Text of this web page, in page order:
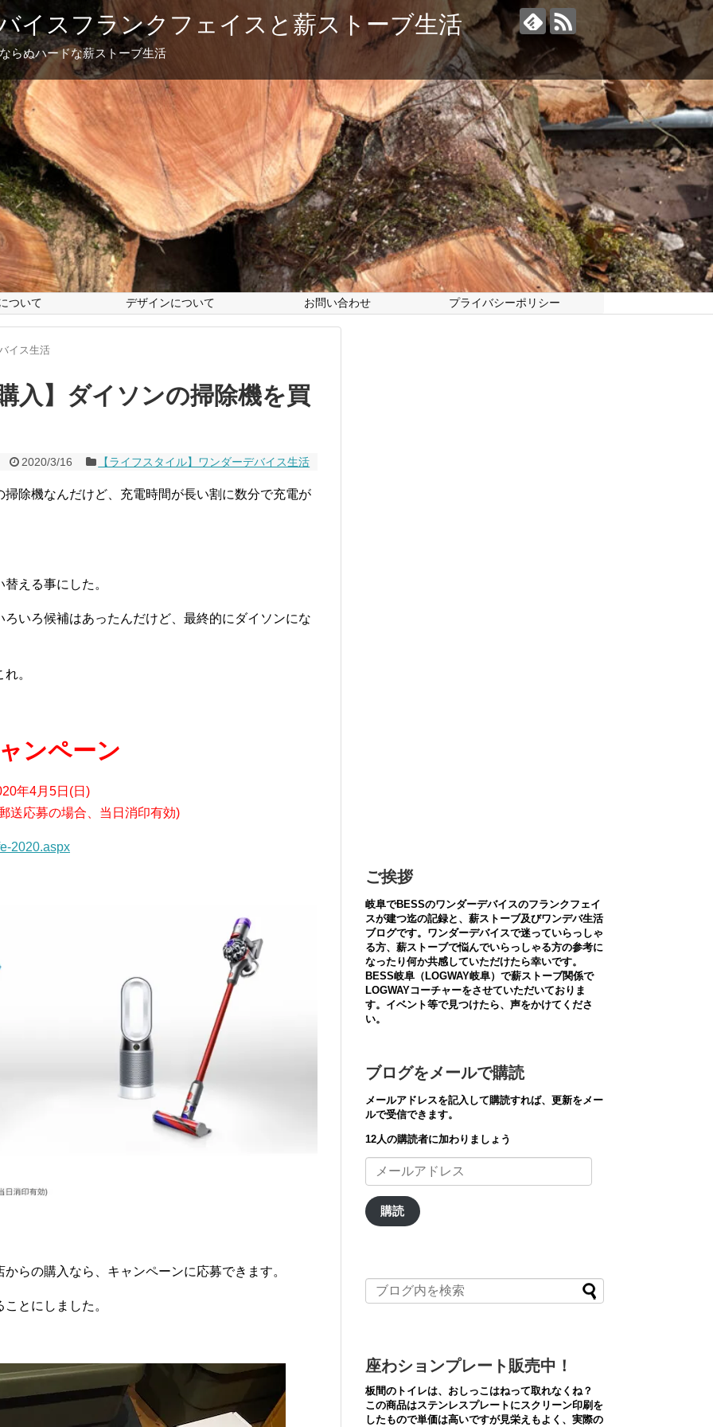
イスフランクフェイスと薪ストーブ生活
らぬハードな薪ストーブ生活
ついて デザインについて お問い合わせ プライバシーポリシー
イス生活
入】ダイソンの掃除機を買
2020/3/16 【ライフスタイル】ワンダーデバイス生活
除機なんだけど、充電時間が長い割に数分で充電が
える事にした。
いろ候補はあったんだけど、最終的にダイソンにな
。
ンペーン
年4月5日(日)
送応募の場合、当日消印有効)
2020.aspx
らの購入なら、キャンペーンに応募できます。
とにしました。
ご挨拶
岐阜でBESSのワンダーデバイスのフランクフェイ
スが建つ迄の記録と、薪ストーブ及びワンデバ生活
ブログです。ワンダーデバイスで迷っていらっしゃ
る方、薪ストーブで悩んでいらっしゃる方の参考に
なったり何か共感していただけたら幸いです。
BESS岐阜（LOGWAY岐阜）で薪ストーブ関係で
LOGWAYコーチャーをさせていただいておりま
す。イベント等で見つけたら、声をかけてくださ
い。
ブログをメールで購読
メールアドレスを記入して購読すれば、更新をメー
ルで受信できます。
12人の購読者に加わりましょう
メ
ア
ド
購読
座わションプレート販売中！
板間のトイレは、おしっこはねって取れなくね？
この商品はステンレスプレートにスクリーン印刷を
したもので単価は高いですが見栄えもよく、実際の